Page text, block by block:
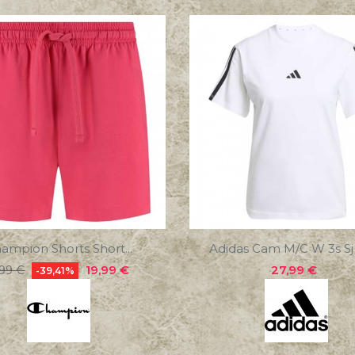
Shorts Short...
€ -39,41% Precio
19,99 €
Adidas Cam M/c W 3s Sj
Precio
27,99 €